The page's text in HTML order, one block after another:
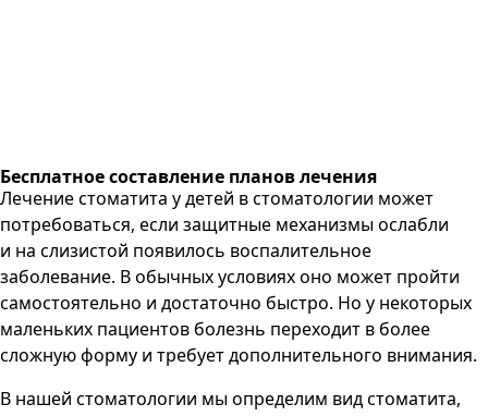
Бесплатное составление планов лечения
Лечение стоматита у детей в стоматологии может
потребоваться, если защитные механизмы ослабли
и на слизистой появилось воспалительное
заболевание. В обычных условиях оно может пройти
самостоятельно и достаточно быстро. Но у некоторых
маленьких пациентов болезнь переходит в более
сложную форму и требует дополнительного внимания.
В нашей стоматологии мы определим вид стоматита,